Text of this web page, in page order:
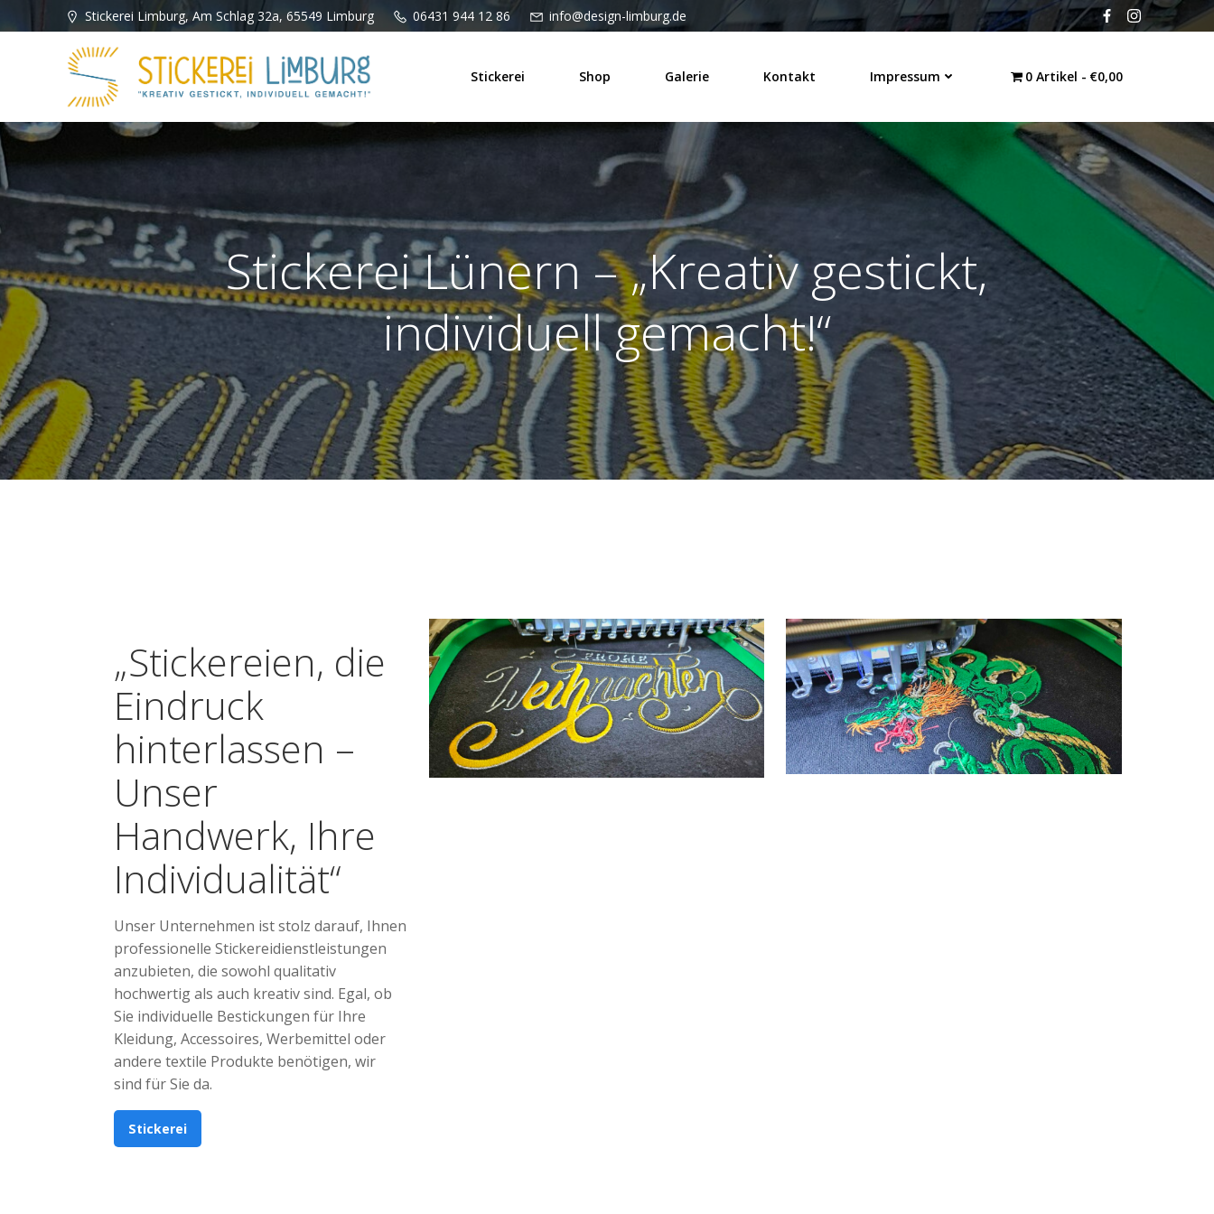
Inhalt
Stickerei Limburg, Am Schlag 32a, 65549 Limburg 06431 944 12 86 info@design-limburg.de
Stickerei Shop Galerie Kontakt Impressum 0 Artikel €0,00
Stickerei Lünern – „Kreativ gestickt,
individuell gemacht!“
„Stickereien, die
Eindruck
hinterlassen –
Unser
Handwerk, Ihre
Individualität“
Unser Unternehmen ist stolz darauf, Ihnen
professionelle Stickereidienstleistungen
anzubieten, die sowohl qualitativ
hochwertig als auch kreativ sind. Egal, ob
Sie individuelle Bestickungen für Ihre
Kleidung, Accessoires, Werbemittel oder
andere textile Produkte benötigen, wir
sind für Sie da.
Stickerei